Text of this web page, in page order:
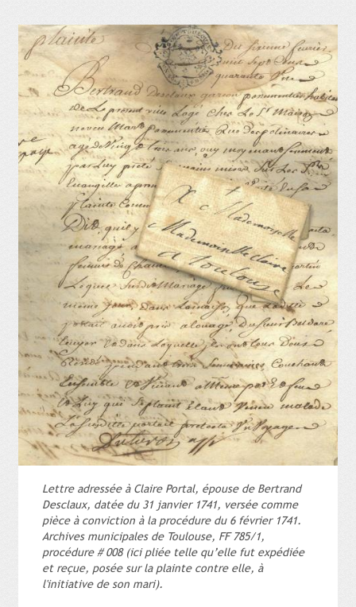
Lettre adressée à Claire Portal, épouse de Bertrand
Desclaux, datée du 31 janvier 1741, versée comme
pièce à conviction à la procédure du 6 février 1741.
Archives municipales de Toulouse, FF 785/1,
procédure # 008 (ici pliée telle qu’elle fut expédiée
et reçue, posée sur la plainte contre elle, à
l'initiative de son mari).